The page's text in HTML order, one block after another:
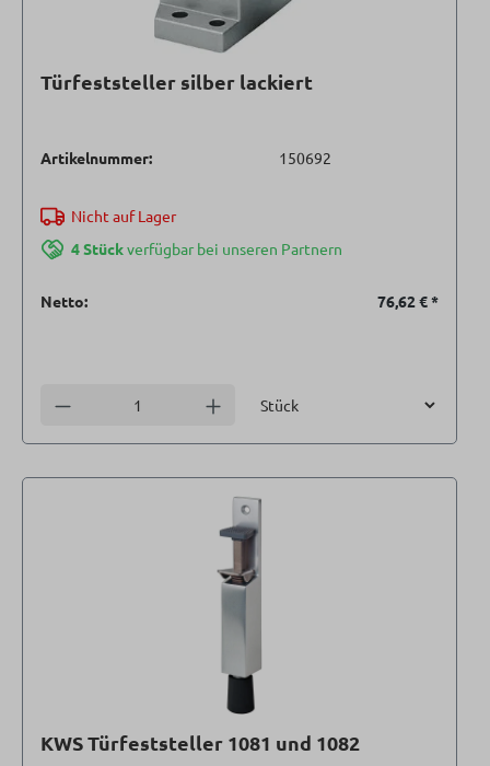
Türfeststeller silber lackiert
Artikelnummer: 150692
Nicht auf Lager
4 Stückverfügbar bei unseren Partnern
Netto: 76,62 €*
Anzahl verringern Anzahl erhöhen
KWS Türfeststeller 1081 und 1082